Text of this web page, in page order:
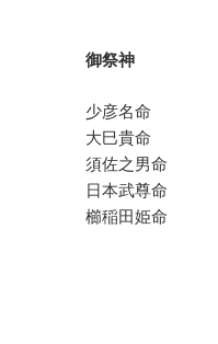
御祭神
少彦名命
大巳貴命
須佐之男命
日本武尊命
櫛稲田姫命